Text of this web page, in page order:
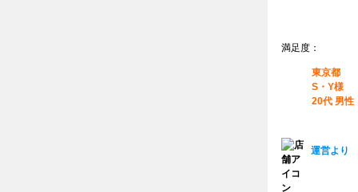
満足度：
東京都
S・Y様
20代 男性
運営より